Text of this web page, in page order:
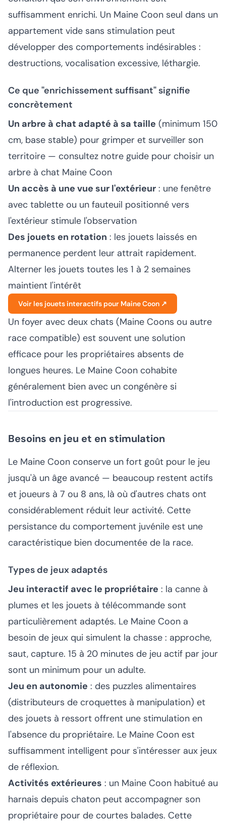
suffisamment enrichi. Un Maine Coon seul dans un
appartement vide sans stimulation peut
développer des comportements indésirables :
destructions, vocalisation excessive, léthargie.
Ce que "enrichissement suffisant" signifie
concrètement
Un arbre à chat adapté à sa taille (minimum 150
cm, base stable) pour grimper et surveiller son
territoire — consultez notre guide pour choisir un
arbre à chat Maine Coon
Un accès à une vue sur l'extérieur : une fenêtre
avec tablette ou un fauteuil positionné vers
l'extérieur stimule l'observation
Des jouets en rotation : les jouets laissés en
permanence perdent leur attrait rapidement.
Alterner les jouets toutes les 1 à 2 semaines
maintient l'intérêt
Voir les jouets interactifs pour Maine Coon ↗
Un foyer avec deux chats (Maine Coons ou autre
race compatible) est souvent une solution
efficace pour les propriétaires absents de
longues heures. Le Maine Coon cohabite
généralement bien avec un congénère si
l'introduction est progressive.
Besoins en jeu et en stimulation
Le Maine Coon conserve un fort goût pour le jeu
jusqu'à un âge avancé — beaucoup restent actifs
et joueurs à 7 ou 8 ans, là où d'autres chats ont
considérablement réduit leur activité. Cette
persistance du comportement juvénile est une
caractéristique bien documentée de la race.
Types de jeux adaptés
Jeu interactif avec le propriétaire : la canne à
plumes et les jouets à télécommande sont
particulièrement adaptés. Le Maine Coon a
besoin de jeux qui simulent la chasse : approche,
saut, capture. 15 à 20 minutes de jeu actif par jour
sont un minimum pour un adulte.
Jeu en autonomie : des puzzles alimentaires
(distributeurs de croquettes à manipulation) et
des jouets à ressort offrent une stimulation en
l'absence du propriétaire. Le Maine Coon est
suffisamment intelligent pour s'intéresser aux jeux
de réflexion.
Activités extérieures : un Maine Coon habitué au
harnais depuis chaton peut accompagner son
propriétaire pour de courtes balades. Cette